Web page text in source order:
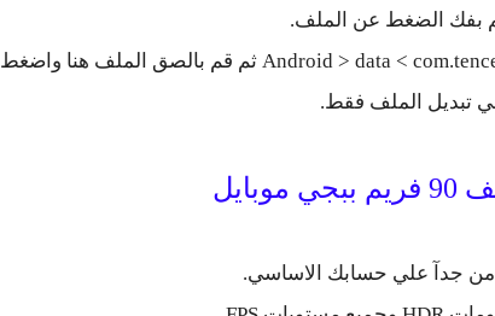
قم بفك الضغط عن الملف.
ثم انسخ الملف الي المسار التالي > Android > data < com.tencent.ig ثم قم بالصق الملف هنا واضغط
تبديل الملف فقط.
امن جدآ علي حسابك الاساسي.